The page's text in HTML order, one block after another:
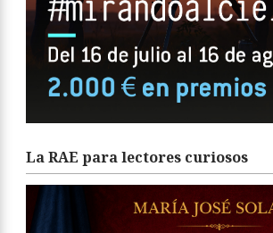
La RAE para lectores curiosos